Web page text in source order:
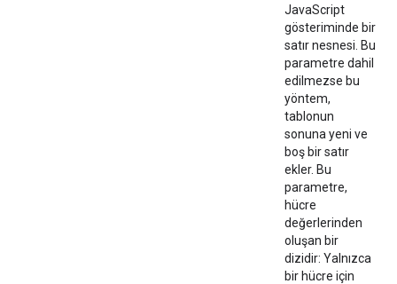
JavaScript
gösteriminde bir
satır nesnesi. Bu
parametre dahil
edilmezse bu
yöntem,
tablonun
sonuna yeni ve
boş bir satır
ekler. Bu
parametre,
hücre
değerlerinden
oluşan bir
dizidir: Yalnızca
bir hücre için